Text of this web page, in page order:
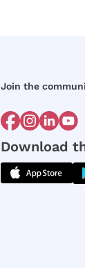
Join the
Download